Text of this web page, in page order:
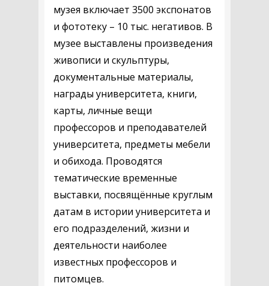
музея включает 3500 экспонатов
и фототеку – 10 тыс. негативов. В
музее выставлены произведения
живописи и скульптуры,
документальные материалы,
награды университета, книги,
карты, личные вещи
профессоров и преподавателей
университета, предметы мебели
и обихода. Проводятся
тематические временные
выставки, посвящённые круглым
датам в истории университета и
его подразделений, жизни и
деятельности наиболее
известных профессоров и
питомцев.